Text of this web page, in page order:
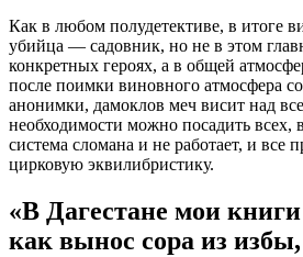
Как в любом полудетективе, в итоге
убийца — садовник, но не в этом
конкретных героях, а в общей
после поимки виновного атмосфера
анонимки, дамоклов меч висит над
необходимости можно посадить всех,
система сломана и не работает, и все
цирковую эквилибристику.
«В Дагестане мои
как вынос сора из